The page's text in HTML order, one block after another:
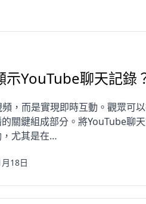
YouTube聊天記錄
，而是實現即時互動。觀眾可
關鍵組成部分。將YouTube聊
尤其是在…
18日